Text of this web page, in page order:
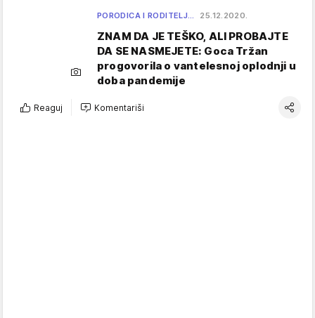
PORODICA I RODITELJ… 25.12.2020.
ZNAM DA JE TEŠKO, ALI PROBAJTE
DA SE NASMEJETE: Goca Tržan
progovorila o vantelesnoj oplodnji u
doba pandemije
Reaguj Komentariši